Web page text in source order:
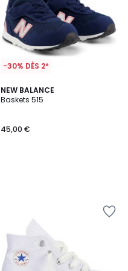
-30% DÈS 2*
NEW BALANCE
Baskets 515
45,00 €